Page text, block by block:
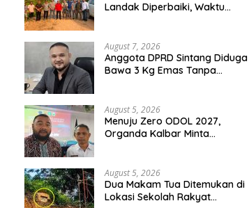
Landak Diperbaiki, Waktu
Menit
August 7, 2026
Anggota DPRD Sintang Diduga
Bawa 3 Kg Emas Tanpa
August 5, 2026
Menuju Zero ODOL 2027,
Organda Kalbar Minta
August 5, 2026
Dua Makam Tua Ditemukan di
Lokasi Sekolah Rakyat